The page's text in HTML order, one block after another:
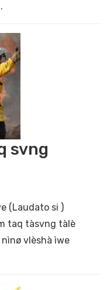
svng
(Laudato si )
taq tàsvng tàlè
vlèshà ìwe